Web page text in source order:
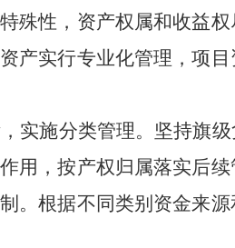
殊性，资产权属和收益
产实行专业化管理，项
实施分类管理。坚持旗
用，按产权归属落实后
。根据不同类别资金来